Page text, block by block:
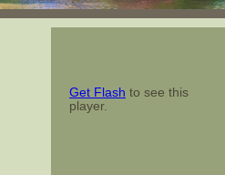
Get Flash to see this
player.